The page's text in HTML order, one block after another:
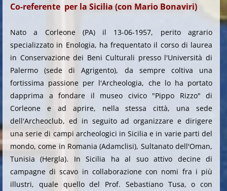
Co-referente per la Sicilia (con Mario Bonaviri)
Nato a Corleone (PA) il 13-06-1957, perito agrario
specializzato in Enologia, ha frequentato il corso di laurea
in Conservazione dei Beni Culturali presso l'Università di
Palermo (sede di Agrigento), da sempre coltiva una
fortissima passione per l'Archeologia, che lo ha portato
dapprima a fondare il museo civico "Pippo Rizzo" di
Corleone e ad aprire, nella stessa città, una sede
dell'Archeoclub, ed in seguito ad organizzare e dirigere
una serie di campi archeologici in Sicilia e in varie parti del
mondo, come in Romania (Adamclisi), Sultanato dell'Oman,
Tunisia (Hergla). In Sicilia ha al suo attivo decine di
campagne di scavo in collaborazione con nomi fra i più
illustri, quale quello del Prof. Sebastiano Tusa, o con